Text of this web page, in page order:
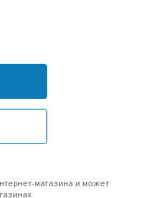
магазина и может